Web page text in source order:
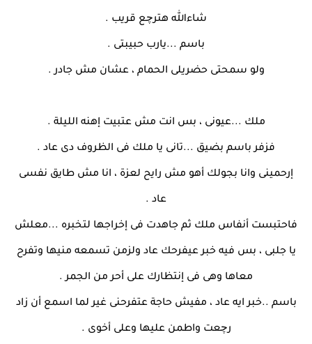
شاءالله هترچع قريب .
باسم ...يارب حبيبتى .
ولو سمحتى حضريلى الحمام ، عشان مش جادر .
ملك ...عيونى ، بس انت مش عتبيت إهنه الليلة .
فزفر باسم بضيق ...تانى يا ملك فى الظروف دى عاد .
إرحمينى وانا بجولك أهو مش رايح لعزة ، انا مش طايق نفسى
عاد .
فاحتبست أنفاس ملك ثم جاهدت فى إخراجها لتخبره ...معلش
يا جلبى ، بس فيه خبر عيفرحك عاد ولزمن تسمعه منيها وتفرح
معاها وهى فى إنتظارك على أحر من الجمر .
باسم ..خبر ايه عاد ، مفيش حاجة عتفرحنى غير لما اسمع أن زاد
رچعت واطمن عليها وعلى أخوى .